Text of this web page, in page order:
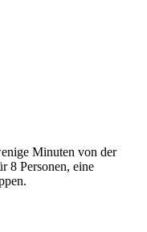
Minuten von der
8 Personen, eine